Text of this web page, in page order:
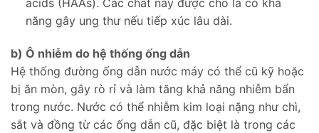
acids (HAAs). Các chất này được cho là có khả
năng gây ung thư nếu tiếp xúc lâu dài.
b) Ô nhiễm do hệ thống ống dẫn
Hệ thống đường ống dẫn nước máy có thể cũ kỹ hoặc
bị ăn mòn, gây rò rỉ và làm tăng khả năng nhiễm bẩn
trong nước. Nước có thể nhiễm kim loại nặng như chì,
sắt và đồng từ các ống dẫn cũ, đặc biệt là trong các